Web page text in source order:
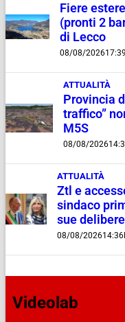
Fiere
(pronti 2
di Lecco
08/08/202617:39
ATTUALITÀ
Provincia
traffico”
M5S
08/08/2026
ATTUALITÀ
Ztl e
sindaco
sue
08/08/202614:36
Videolab